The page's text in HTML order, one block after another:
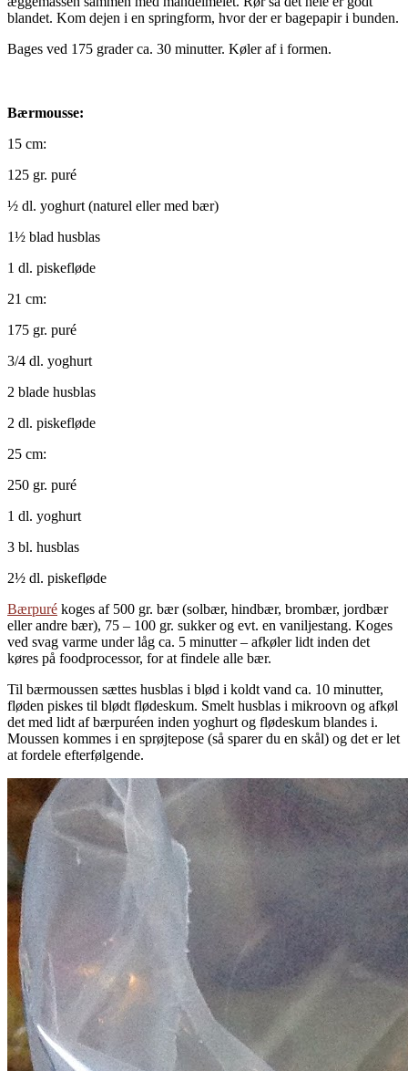
blandet. Kom dejen i en springform, hvor der er bagepapir i bunden.
Bages ved 175 grader ca. 30 minutter. Køler af i formen.
Bærmousse:
15 cm:
125 gr. puré
½ dl. yoghurt (naturel eller med bær)
1½ blad husblas
1 dl. piskefløde
21 cm:
175 gr. puré
3/4 dl. yoghurt
2 blade husblas
2 dl. piskefløde
25 cm:
250 gr. puré
1 dl. yoghurt
3 bl. husblas
2½ dl. piskefløde
Bærpuré koges af 500 gr. bær (solbær, hindbær, brombær, jordbær
eller andre bær), 75 – 100 gr. sukker og evt. en vaniljestang. Koges
ved svag varme under låg ca. 5 minutter – afkøler lidt inden det
køres på foodprocessor, for at findele alle bær.
Til bærmoussen sættes husblas i blød i koldt vand ca. 10 minutter,
fløden piskes til blødt flødeskum. Smelt husblas i mikroovn og afkøl
det med lidt af bærpuréen inden yoghurt og flødeskum blandes i.
Moussen kommes i en sprøjtepose (så sparer du en skål) og det er let
at fordele efterfølgende.